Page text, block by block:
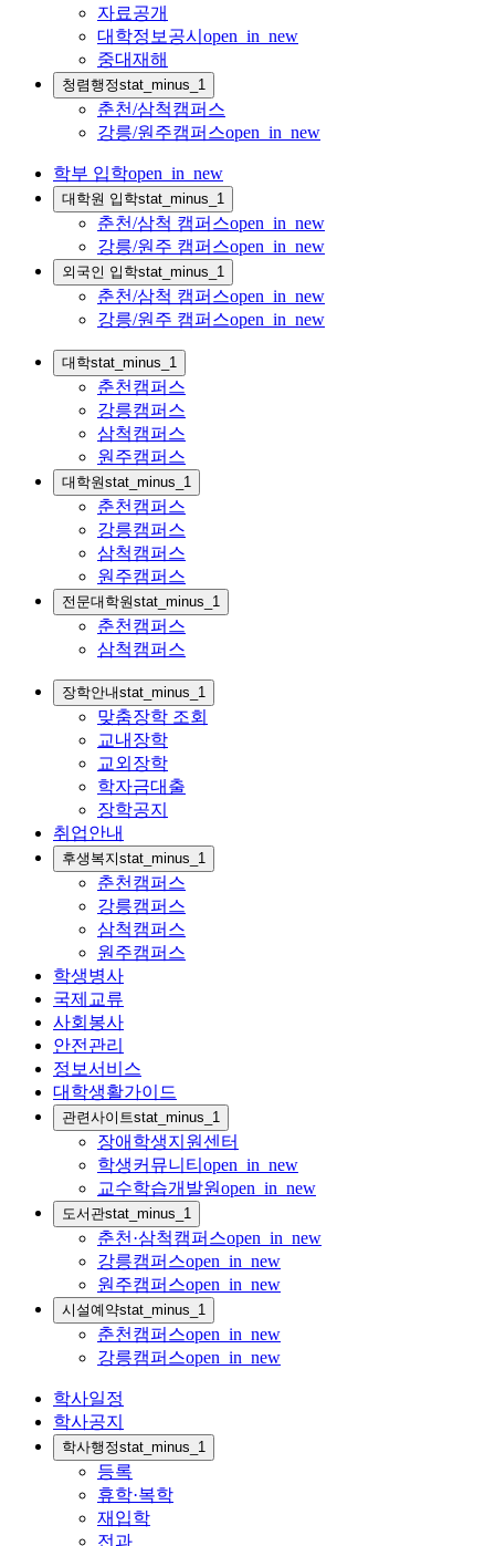
자료공개
대학정보공시 open_in_new
중대재해
청렴행정stat_minus_1
춘천/삼척캠퍼스
강릉/원주캠퍼스open_in_new
학부 입학open_in_new
대학원 입학stat_minus_1
춘천/삼척 캠퍼스open_in_new
강릉/원주 캠퍼스open_in_new
외국인 입학stat_minus_1
춘천/삼척 캠퍼스open_in_new
강릉/원주 캠퍼스open_in_new
대학stat_minus_1
춘천캠퍼스
강릉캠퍼스
삼척캠퍼스
원주캠퍼스
대학원stat_minus_1
춘천캠퍼스
강릉캠퍼스
삼척캠퍼스
원주캠퍼스
전문대학원stat_minus_1
춘천캠퍼스
삼척캠퍼스
장학안내stat_minus_1
맞춤장학 조회
교내장학
교외장학
학자금대출
장학공지
취업안내
후생복지stat_minus_1
춘천캠퍼스
강릉캠퍼스
삼척캠퍼스
원주캠퍼스
학생병사
국제교류
사회봉사
안전관리
정보서비스
대학생활가이드
관련사이트stat_minus_1
장애학생지원센터
학생커뮤니티 open_in_new
교수학습개발원open_in_new
도서관stat_minus_1
춘천·삼척캠퍼스open_in_new
강릉캠퍼스open_in_new
원주캠퍼스open_in_new
시설예약stat_minus_1
춘천캠퍼스open_in_new
강릉캠퍼스open_in_new
학사일정
학사공지
학사행정stat_minus_1
등록
휴학·복학
재입학
전과